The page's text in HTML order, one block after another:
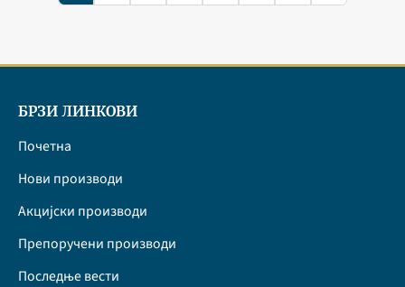
БРЗИ ЛИНКОВИ
Почетна
Нови производи
Акцијски производи
Препоручени производи
Последње вести